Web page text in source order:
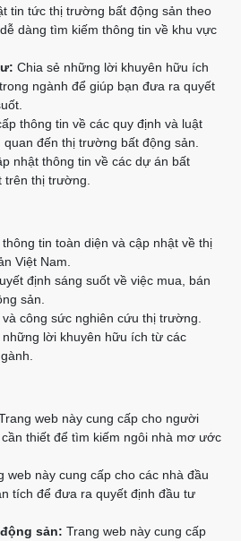
tin tức thị trường bất động sản theo
dàng tìm kiếm thông tin về khu vực
Chia sẻ những lời khuyên hữu ích
ngành để giúp bạn đưa ra quyết
thông tin về các quy định và luật
đến thị trường bất động sản.
nhật thông tin về các dự án bất
thị trường.
tin toàn diện và cập nhật về thị
Việt Nam.
định sáng suốt về việc mua, bán
sản.
công sức nghiên cứu thị trường.
lời khuyên hữu ích từ các
web này cung cấp cho người
thiết để tìm kiếm ngôi nhà mơ ước
web này cung cấp cho các nhà đầu
tích để đưa ra quyết định đầu tư
sản: Trang web này cung cấp